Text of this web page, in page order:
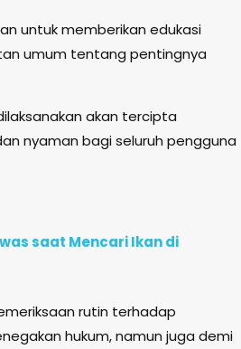
untuk memberikan edukasi
umum tentang pentingnya
akan tercipta
nyaman bagi seluruh pengguna
saat Mencari Ikan di
rutin terhadap
hukum, namun juga demi